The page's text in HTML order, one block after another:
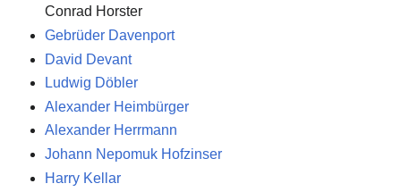
Conrad Horster
Gebrüder Davenport
David Devant
Ludwig Döbler
Alexander Heimbürger
Alexander Herrmann
Johann Nepomuk Hofzinser
Harry Kellar